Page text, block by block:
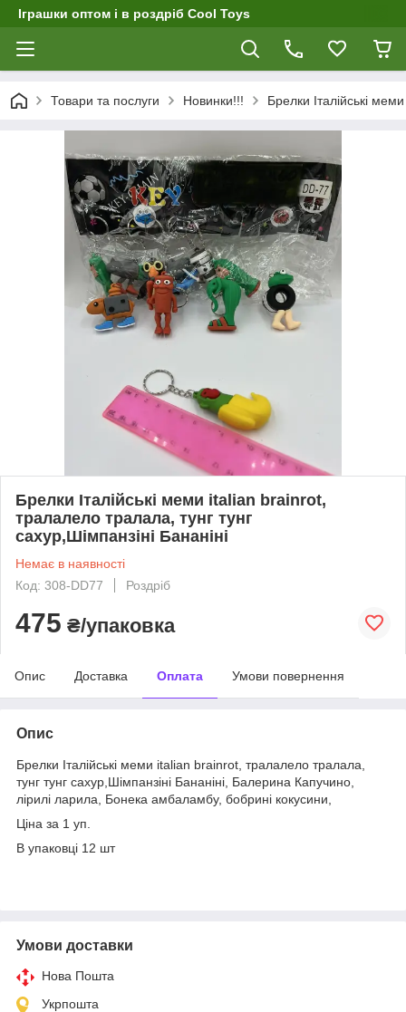
Іграшки оптом і в роздріб Cool Toys
Товари та послуги Новинки!!! Брелки Італійські
Брелки Італійські меми italian brainrot,
тралалело тралала, тунг тунг
сахур,Шімпанзіні Бананіні
Немає в наявності
Код: 308-DD77
Роздріб
475 ₴/упаковка
Опис Доставка Оплата Умови повернення
Опис
Брелки Італійські меми italian brainrot, тралалело тралала,
тунг тунг сахур,Шімпанзіні Бананіні, Балерина Капучино,
лірилі ларила, Бонека амбаламбу, бобрині кокусини,
Ціна за 1 уп.
В упаковці 12 шт
Умови доставки
Нова Пошта
Укрпошта